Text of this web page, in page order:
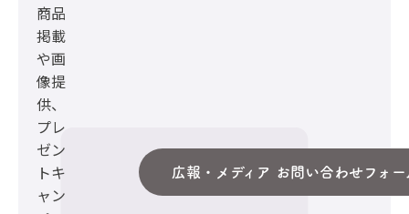
商品
掲載
や画
像提
供、
プレ
ゼン
トキ
ャン
広報・メディア お問い合わせフォー